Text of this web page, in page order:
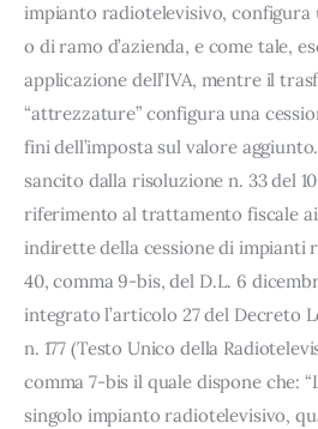
impianto radiotelevisivo, configura
o di ramo d’azienda, e come tale,
applicazione dell’IVA, mentre il
“attrezzature” configura una
fini dell’imposta sul valore
sancito dalla risoluzione n. 33 del
riferimento al trattamento fiscale
indirette della cessione di impianti
40, comma 9-bis, del D.L. 6
integrato l’articolo 27 del Decreto
n. 177 (Testo Unico della
comma 7-bis il quale dispone che:
singolo impianto radiotelevisivo,